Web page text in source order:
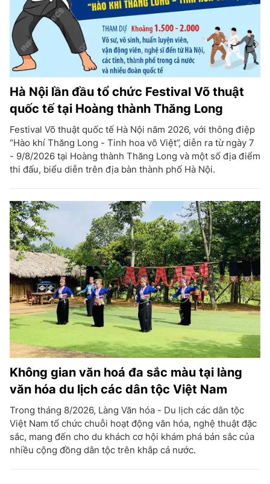
Hà Nội lần đầu tổ chức Festival Võ thuật
quốc tế tại Hoàng thành Thăng Long
Festival Võ thuật quốc tế Hà Nội năm 2026, với thông điệp
“Hào khí Thăng Long - Tinh hoa võ Việt”, diễn ra từ ngày 7
- 9/8/2026 tại Hoàng thành Thăng Long và một số địa điểm
thi đấu, biểu diễn trên địa bàn thành phố Hà Nội.
Không gian văn hoá đa sắc màu tại làng
văn hóa du lịch các dân tộc Việt Nam
Trong tháng 8/2026, Làng Văn hóa - Du lịch các dân tộc
Việt Nam tổ chức chuỗi hoạt động văn hóa, nghệ thuật đặc
sắc, mang đến cho du khách cơ hội khám phá bản sắc của
nhiều cộng đồng dân tộc trên khắp cả nước.